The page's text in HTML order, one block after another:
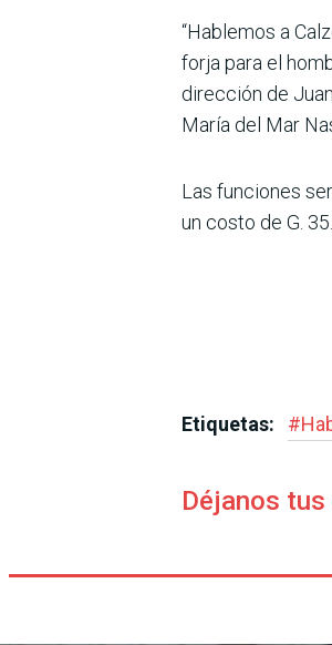
“Hablemos a
forja para el
dirección de
María del Mar
Las funciones
un costo de G.
Etiquetas: #
Déjanos